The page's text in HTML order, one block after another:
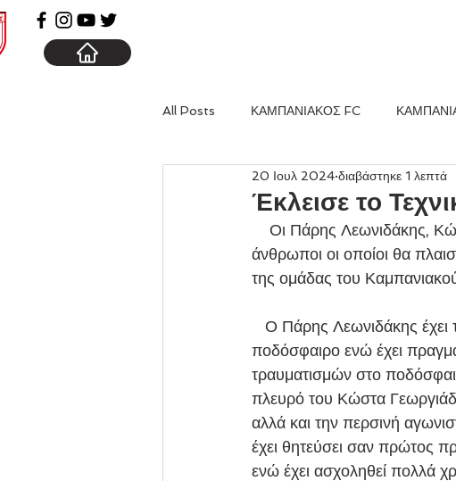
All Posts ΚΑΜΠΑΝΙΑΚΟΣ FC
Έκλεισε το
20 Ιουλ 2024 διαβάστηκε 1 λεπτά
άνθρωποι οι οποίοι θα
της ομάδας του
ποδόσφαιρο ενώ έχει
τραυματισμών στο
πλευρό του Κώστα
αλλά και την περσινή
έχει θητεύσει σαν πρώτος
ενώ έχει ασχοληθεί πολλά